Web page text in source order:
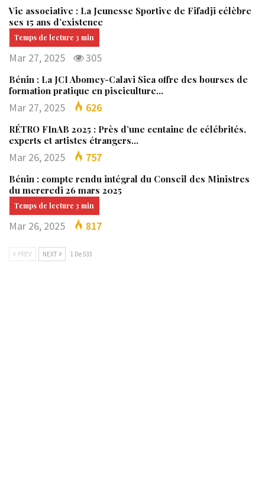
Vie associative : La Jeunesse Sportive de Fifadji célèbre
ses 15 ans d’existence
Mar 27, 2025 305
Bénin : La JCI Abomey-Calavi Sica offre des bourses de
formation pratique en pisciculture…
Mar 27, 2025 626
RÉTRO FInAB 2025 : Près d’une centaine de célébrités,
experts et artistes étrangers…
Mar 26, 2025 757
Bénin : compte rendu intégral du Conseil des Ministres
du mercredi 26 mars 2025
Mar 26, 2025 817
PREV NEXT 1 De 533